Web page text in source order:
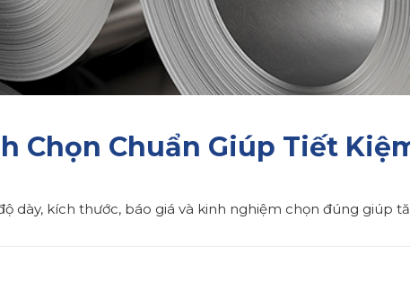
Chọn Chuẩn Giúp Tiết
dày, kích thước, báo giá và kinh nghiệm chọn đúng giúp